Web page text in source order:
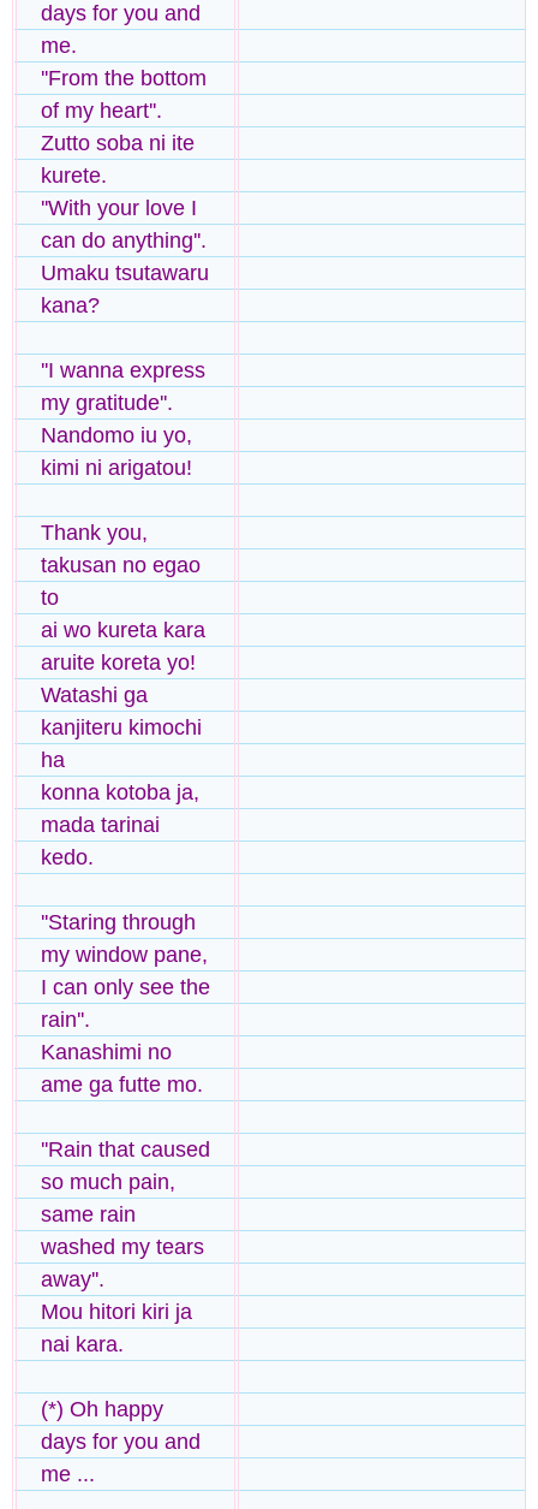
days for you and
me.
''From the bottom
of my heart''.
Zutto soba ni ite
kurete.
''With your love I
can do anything''.
Umaku tsutawaru
kana?
''I wanna express
my gratitude''.
Nandomo iu yo,
kimi ni arigatou!
Thank you,
takusan no egao
to
ai wo kureta kara
aruite koreta yo!
Watashi ga
kanjiteru kimochi
ha
konna kotoba ja,
mada tarinai
kedo.
''Staring through
my window pane,
I can only see the
rain''.
Kanashimi no
ame ga futte mo.
''Rain that caused
so much pain,
same rain
washed my tears
away''.
Mou hitori kiri ja
nai kara.
(*) Oh happy
days for you and
me ...